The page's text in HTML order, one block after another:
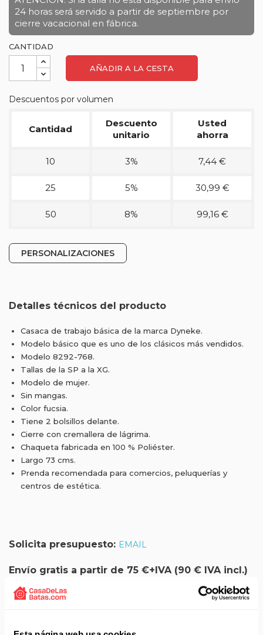
24 horas será servido a partir de septiembre por
cierre vacacional en fábrica.
CANTIDAD
AÑADIR A LA CESTA
Descuentos por volumen
Cantidad
Descuento
unitario
Usted
ahorra
10 3% 7,44 €
25 5% 30,99 €
50 8% 99,16 €
PERSONALIZACIONES
Detalles técnicos del producto
Casaca de trabajo básica de la marca Dyneke.
Modelo básico que es uno de los clásicos más vendidos.
Modelo 8292-768.
Tallas de la SP a la XG.
Modelo de mujer.
Sin mangas.
Color fucsia.
Tiene 2 bolsillos delante.
Cierre con cremallera de lágrima.
Chaqueta fabricada en 100 % Poliéster.
Largo 73 cms.
Prenda recomendada para comercios, peluquerías y
centros de estética.
Solicita presupuesto: EMAIL
Envío gratis a partir de 75 €+IVA (90 € IVA incl.)
Aprovecha el envío gratuito en toda España excepto
ENVÍOS EN AGOSTO